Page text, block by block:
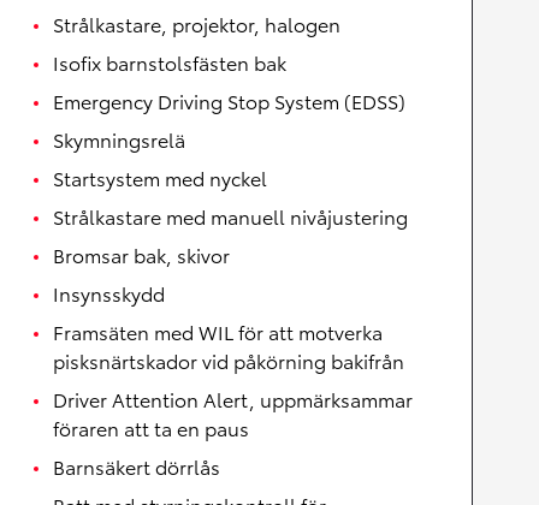
Strålkastare, projektor, halogen
Isofix barnstolsfästen bak
Emergency Driving Stop System (EDSS)
Skymningsrelä
Startsystem med nyckel
Strålkastare med manuell nivåjustering
Bromsar bak, skivor
Insynsskydd
Framsäten med WIL för att motverka
pisksnärtskador vid påkörning bakifrån
Driver Attention Alert, uppmärksammar
föraren att ta en paus
Barnsäkert dörrlås